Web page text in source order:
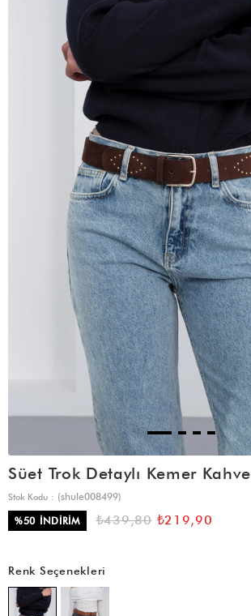
Süet Trok Detaylı Kemer Kahve
Stok Kodu
(shule008499)
%50 İNDIRIM ₺439,80 ₺219,90
Renk Seçenekleri